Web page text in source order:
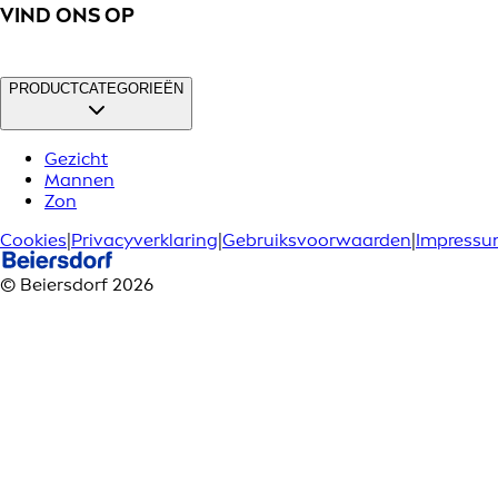
VIND ONS OP
PRODUCTCATEGORIEËN
Gezicht
Mannen
Zon
Cookies Privacyverklaring Gebruiksvoorwaarden
© Beiersdorf 2026